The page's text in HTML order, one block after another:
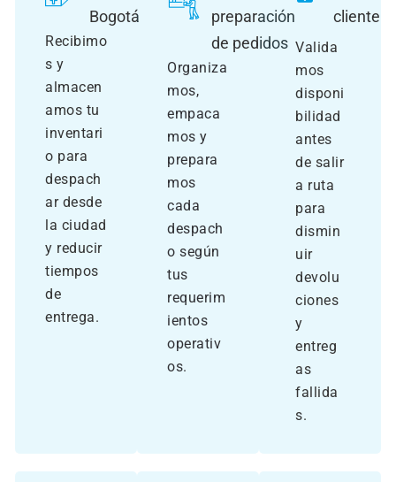
Bogotá
Recibimo
s y
almacen
amos tu
inventari
o para
despach
ar desde
la ciudad
y reducir
tiempos
de
entrega.
preparación
de pedidos
Organiza
mos,
empaca
mos y
prepara
mos
cada
despach
o según
tus
requerim
ientos
operativ
os.
cliente
Valida
mos
disponi
bilidad
antes
de salir
a ruta
para
dismin
uir
devolu
ciones
y
entreg
as
fallida
s.